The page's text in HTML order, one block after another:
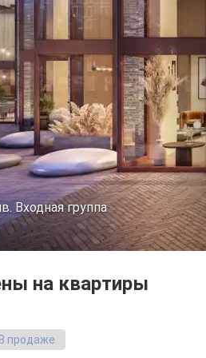
Входная группа
на квартиры
В продаже